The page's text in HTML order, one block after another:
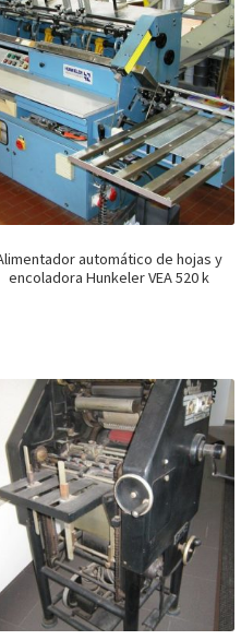
automático de hojas y
encoladora Hunkeler VEA 520 k